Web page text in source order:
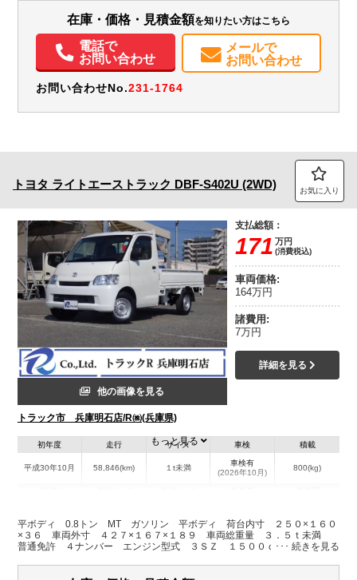
パワステ
在庫・価格・見積金額を知りたい方はこちら
電話で
お問い合わせ
メールで
お問い合わせ
お問い合わせNo.231-1764
トヨタ ライトエーストラック DBF-S402U (2WD) お気に入り
他の画像を見る
トラック市 兵庫明石店/R㈱(兵庫県)
支払総額：
171 万円
(消費税込)
車両価格:
164万円
諸費用:
7万円
詳細を見る
初年度
平成30年10月
走行
58,846(km)
サイズ
１t未満
車検
車検有
(2026年10月)
積載
800(kg)
兵庫県
W:1,600
H:360
W:1,670
H:1,890
もっと見る
平ボディ 0.8トン MT ガソリン 平ボディ 荷台内寸 ２５０×１６０
×３６ 車両外寸 ４２７×１６７×１８９ 車両総重量 ３．５ｔ未満
普通免許 ４ナンバー エンジン型式 ３ＳＺ １５００ｃｃ 保証付